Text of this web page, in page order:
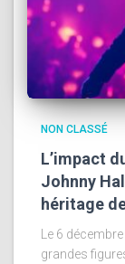
NON CLASSÉ
L’impact
Johnny
héritage
Le 6
grandes